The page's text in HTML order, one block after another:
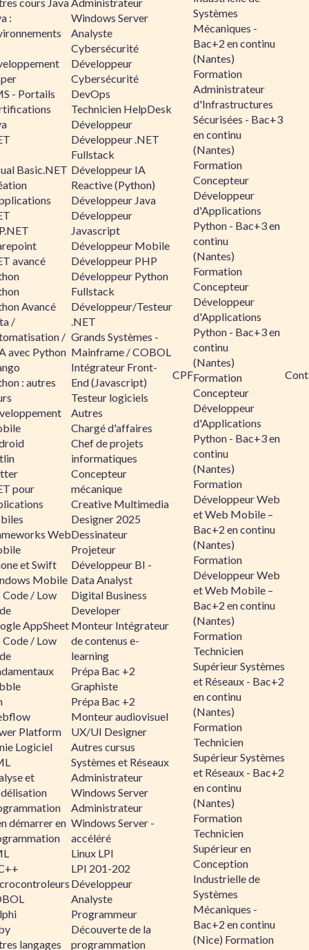
:
- Portails
Basic.NET
avancé
Avancé
/
/
avec Python
: autres
pour
Web
et Swift
Mobile
/ Low
AppSheet
/ Low
Platform
Logiciel
et
démarrer en
langages
Windows Server
Analyste
Cybersécurité
Développeur
Cybersécurité
DevOps
Technicien HelpDesk
Développeur
Développeur .NET
Fullstack
Développeur IA
Reactive (Python)
Développeur Java
Développeur
Javascript
Développeur Mobile
Développeur PHP
Développeur Python
Fullstack
Développeur/Testeur
.NET
Grands Systèmes -
Mainframe / COBOL
Intégrateur Front-
End (Javascript)
Testeur logiciels
Autres
Chargé d'affaires
Chef de projets
informatiques
Concepteur
mécanique
Creative Multimedia
Designer 2025
Dessinateur
Projeteur
Développeur BI -
Data Analyst
Digital Business
Developer
Monteur Intégrateur
de contenus e-
learning
Prépa Bac +2
Graphiste
Prépa Bac +2
Monteur audiovisuel
UX/UI Designer
Autres cursus
Systèmes et Réseaux
Administrateur
Windows Server
Administrateur
Windows Server -
accéléré
Linux LPI
LPI 201-202
Développeur
Analyste
Programmeur
Découverte de la
programmation
CPF
Systèmes
Mécaniques -
Bac+2 en continu
(Nantes)
Formation
Administrateur
d'Infrastructures
Sécurisées - Bac+3
en continu
(Nantes)
Formation
Concepteur
Développeur
d'Applications
Python - Bac+3 en
continu
(Nantes)
Formation
Concepteur
Développeur
d'Applications
Python - Bac+3 en
continu
(Nantes)
Formation
Concepteur
Développeur
d'Applications
Python - Bac+3 en
continu
(Nantes)
Formation
Développeur Web
et Web Mobile –
Bac+2 en continu
(Nantes)
Formation
Développeur Web
et Web Mobile –
Bac+2 en continu
(Nantes)
Formation
Technicien
Supérieur Systèmes
et Réseaux - Bac+2
en continu
(Nantes)
Formation
Technicien
Supérieur Systèmes
et Réseaux - Bac+2
en continu
(Nantes)
Formation
Technicien
Supérieur en
Conception
Industrielle de
Systèmes
Mécaniques -
Bac+2 en continu
(Nice) Formation